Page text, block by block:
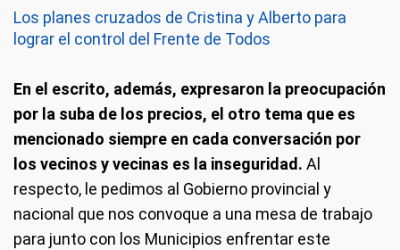
Los planes cruzados de Cristina y Alberto para
lograr el control del Frente de Todos
En el escrito, además, expresaron la preocupación
por la suba de los precios, el otro tema que es
mencionado siempre en cada conversación por
los vecinos y vecinas es la inseguridad. Al
respecto, le pedimos al Gobierno provincial y
nacional que nos convoque a una mesa de trabajo
para junto con los Municipios enfrentar este